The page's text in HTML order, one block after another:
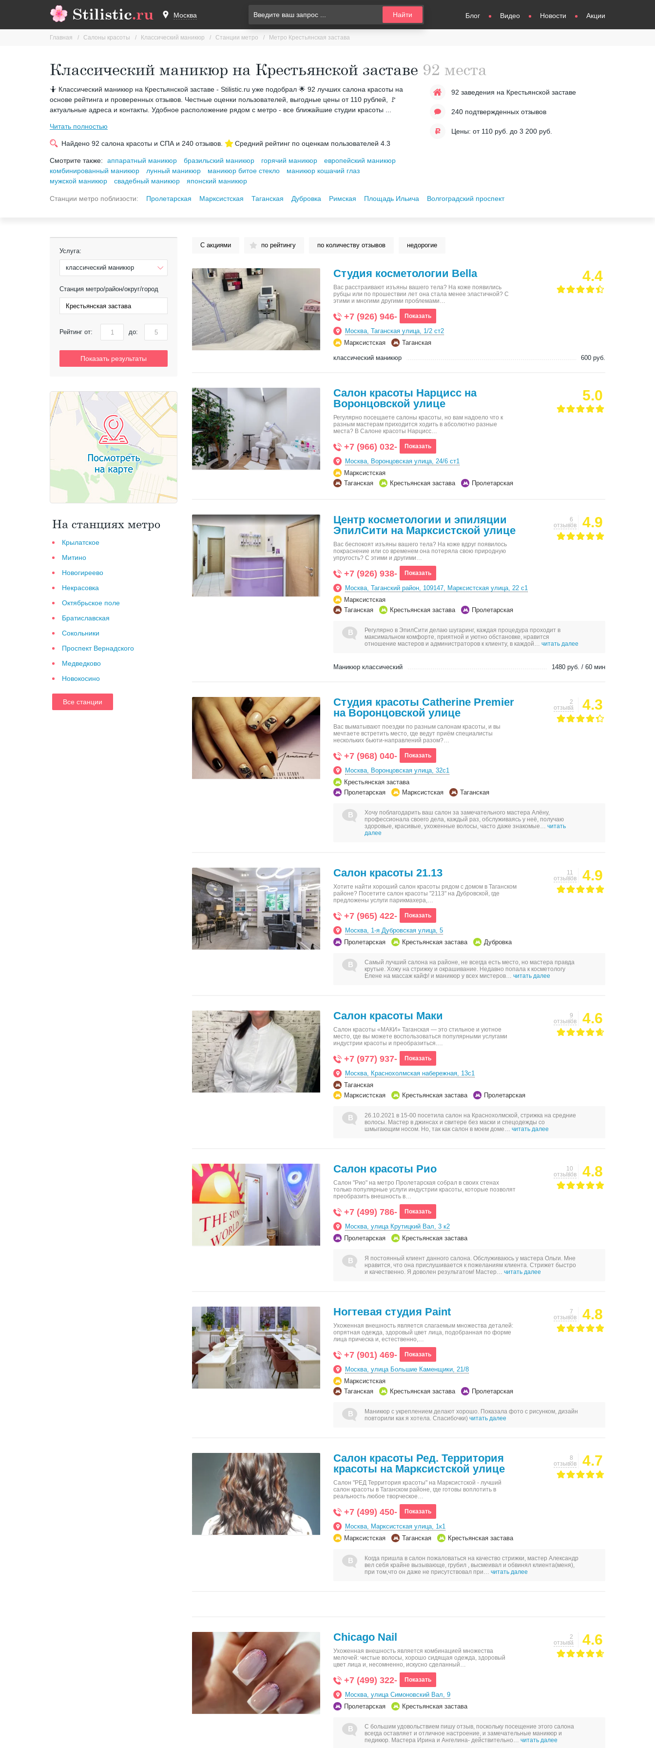
Stilistic.ru Москва Найти Блог Видео Новости Акции
Главная Салоны красоты Классический маникюр Станции метро Метро Крестьянская застава
Классический маникюр на Крестьянской заставе 92 места
🤷 Классический маникюр на Крестьянской заставе - Stilistic.ru уже подобрал 🌟 92 лучших салона красоты на
основе рейтинга и проверенных отзывов. Честные оценки пользователей, выгодные цены от 110 рублей, 🚩
актуальные адреса и контакты. Удобное расположение рядом с метро - все ближайшие студии красоты ...
Читать полностью
Найдено 92 салона красоты и СПА и 240 отзывов. Средний рейтинг по оценкам пользователей 4.3
Смотрите также: аппаратный маникюр бразильский маникюр горячий маникюр
европейский маникюр
комбинированный маникюр
лунный маникюр маникюр битое стекло
маникюр кошачий глаз
мужской маникюр
свадебный маникюр японский маникюр
92 заведения на Крестьянской заставе
240 подтвержденных отзывов
Цены: от 110руб. до 3 200руб.
Станции метро поблизости: Пролетарская Марксистская Таганская Дубровка Римская Площадь Ильича Волгоградский проспект
Услуга:
классический маникюр
Станция метро/район/округ/город
Рейтинг от: до:
Показать результаты
На станциях метро
Крылатское
Митино
Новогиреево
Некрасовка
Октябрьское поле
Братиславская
Сокольники
Проспект Вернадского
Медведково
Новокосино
Все станции
С акциями по рейтингу по количеству отзывов недорогие
Студия косметологии Bella
Вас расстраивают изъяны вашего тела? На коже появились
рубцы или по прошествии лет она стала менее эластичной? С
этими и многими другими проблемами…
4.4
+7 (926) 946- Показать
Москва, Таганская улица, 1/2 ст2
Марксистская
Таганская
классический маникюр 600 руб.
Салон красоты Нарцисс на
Воронцовской улице
Регулярно посещаете салоны красоты, но вам надоело что к
разным мастерам приходится ходить в абсолютно разные
места? В Салоне красоты Нарцисс…
5.0
+7 (966) 032- Показать
Москва, Воронцовская улица, 24/6 ст1
Марксистская
Таганская
Крестьянская застава Пролетарская
Центр косметологии и эпиляции
ЭпилСити на Марксистской улице
Вас беспокоят изъяны вашего тела? На коже вдруг появилось
покраснение или со временем она потеряла свою природную
упругость? С этими и другими…
6
отзывов
4.9
+7 (926) 938- Показать
Москва, Таганский район, 109147, Марксистская улица, 22 с1
Марксистская
Таганская
Крестьянская застава Пролетарская
Регулярно в ЭпилСити делаю шугаринг, каждая процедура проходит в
максимальном комфорте, приятной и уютно обстановке, нравится
отношение мастеров и администраторов к клиенту, в каждой… читать далее
Маникюр классический 1480 руб. / 60 мин
Студия красоты Catherine Premier
на Воронцовской улице
Вас выматывают поездки по разным салонам красоты, и вы
мечтаете встретить место, где ведут приём специалисты
нескольких бьюти-направлений разом?…
2
отзыва
4.3
+7 (968) 040- Показать
Москва, Воронцовская улица, 32с1
Крестьянская застава
Пролетарская
Марксистская Таганская
Хочу поблагодарить ваш салон за замечательного мастера Алёну,
профессионала своего дела, каждый раз, обслуживаясь у неё, получаю
здоровые, красивые, ухоженные волосы, часто даже знакомые… читать
далее
Салон красоты 21.13
Хотите найти хороший салон красоты рядом с домом в Таганском
районе? Посетите салон красоты "2113" на Дубровской, где
предложены услуги парикмахера,…
11
отзывов
4.9
+7 (965) 422- Показать
Москва, 1-я Дубровская улица, 5
Пролетарская
Крестьянская застава Дубровка
Самый лучший салона на районе, не всегда есть место, но мастера правда
крутые. Хожу на стрижку и окрашивание. Недавно попала к косметологу
Елене на массаж кайф! и маникюр у всех мистеров… читать далее
Салон красоты Маки
Салон красоты «МАКИ» Таганская — это стильное и уютное
место, где вы можете воспользоваться популярными услугами
индустрии красоты и преобразиться.…
9
отзывов
4.6
+7 (977) 937- Показать
Москва, Краснохолмская набережная, 13с1
Таганская
Марксистская
Крестьянская застава Пролетарская
26.10.2021 в 15-00 посетила салон на Краснохолмской, стрижка на средние
волосы. Мастер в джинсах и свитере без маски и спецодежды со
шмыгающим носом. Но, так как салон в моем доме… читать далее
Салон красоты Рио
Салон "Рио" на метро Пролетарская собрал в своих стенах
только популярные услуги индустрии красоты, которые позволят
преобразить внешность в…
10
отзывов
4.8
+7 (499) 786- Показать
Москва, улица Крутицкий Вал, 3 к2
Пролетарская
Крестьянская застава
Я постоянный клиент данного салона. Обслуживаюсь у мастера Ольги. Мне
нравится, что она прислушивается к пожеланиям клиента. Стрижет быстро
и качественно. Я доволен результатом! Мастер… читать далее
Ногтевая студия Paint
Ухоженная внешность является слагаемым множества деталей:
опрятная одежда, здоровый цвет лица, подобранная по форме
лица прическа и, естественно,…
7
отзывов
4.8
+7 (901) 469- Показать
Москва, улица Большие Каменщики, 21/8
Марксистская
Таганская
Крестьянская застава Пролетарская
Маникюр с укреплением делают хорошо. Показала фото с рисунком, дизайн
повторили как я хотела. Спасибочки) читать далее
Салон красоты Ред. Территория
красоты на Марксистской улице
Салон "РЕД Территория красоты" на Марксистской - лучший
салон красоты в Таганском районе, где готовы воплотить в
реальность любое творческое…
8
отзывов
4.7
+7 (499) 450- Показать
Москва, Марксистская улица, 1к1
Марксистская
Таганская Крестьянская застава
Когда пришла в салон пожаловаться на качество стрижки, мастер Александр
вел себя крайне вызывающе, грубил , высмеивал и обвинял клиента(меня),
при том,что он даже не присутствовал при… читать далее
Chicago Nail
Ухоженная внешность является комбинацией множества
мелочей: чистые волосы, хорошо сидящая одежда, здоровый
цвет лица и, несомненно, искусно сделанный…
2
отзыва
4.6
+7 (499) 322- Показать
Москва, улица Симоновский Вал, 9
Пролетарская
Крестьянская застава
С большим удовольствием пишу отзыв, поскольку посещение этого салона
всегда оставляет и отличное настроение, и замечательные маникюр и
педикюр. Мастера Ирина и Ангелина- действительно… читать далее